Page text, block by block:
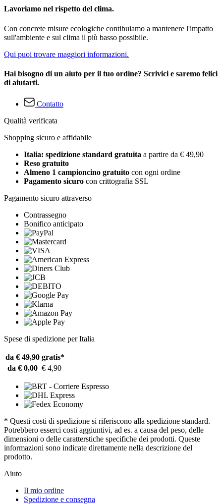
Lavoriamo nel rispetto del clima.
Con concrete misure ecologiche contibuiamo a mantenere l'impatto
sull'ambiente e sul clima il più basso possibile.
Qui puoi trovare maggiori informazioni.
Hai bisogno di un aiuto per il tuo ordine? Scrivici e saremo felici
di aiutarti.
Contatto
Qualità verificata
Shopping sicuro e affidabile
Italia: spedizione standard gratuita a partire da € 49,90
Reso gratuito
Almeno 1 campioncino gratuito con ogni ordine
Pagamento sicuro con crittografia SSL
Pagamento sicuro attraverso
Contrassegno
Bonifico anticipato
Spese di spedizione per Italia
da € 49,90 gratis*
da € 0,00 € 4,90
* Questi costi di spedizione si riferiscono alla spedizione standard.
Potrebbero esserci costi aggiuntivi, ad es. a causa del peso, delle
dimensioni o delle caratterstiche specifiche dei prodotti. Queste
informazioni sono indicate direttamente nella descrizione del
prodotto.
Aiuto
Il mio ordine
Spedizione e consegna